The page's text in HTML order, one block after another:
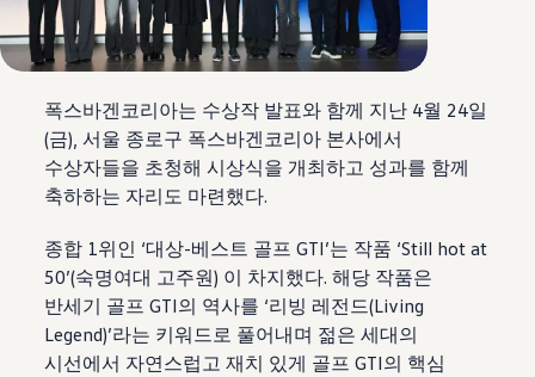
폭스바겐코리아는 수상작 발표와 함께 지난 4월 24일
(금), 서울 종로구 폭스바겐코리아 본사에서
수상자들을 초청해 시상식을 개최하고 성과를 함께
축하하는 자리도 마련했다.
종합 1위인 ‘대상-베스트 골프 GTI’는 작품 ‘Still hot at
50’(숙명여대 고주원) 이 차지했다. 해당 작품은
반세기 골프 GTI의 역사를 ‘리빙 레전드(Living
Legend)’라는 키워드로 풀어내며 젊은 세대의
시선에서 자연스럽고 재치 있게 골프 GTI의 핵심